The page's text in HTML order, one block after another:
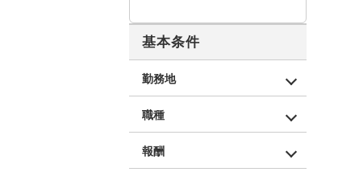
基本条件
勤務地
職種
報酬